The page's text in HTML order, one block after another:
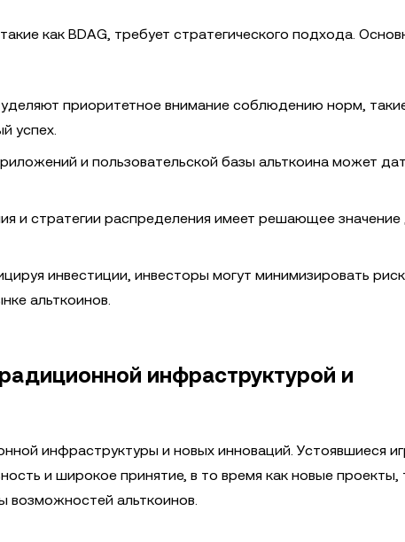
как BDAG, требует стратегического подхода.
приоритетное внимание соблюдению норм,
успех.
и пользовательской базы альткоина может
и стратегии распределения имеет решающее значение
инвестиции, инвесторы могут минимизировать
альткоинов.
инфраструктурой и
инфраструктуры и новых инноваций. Устоявшиеся
и широкое принятие, в то время как новые проекты,
возможностей альткоинов.